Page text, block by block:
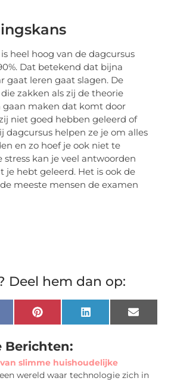
heel hoog van de dagcursus
Dat betekend dat bijna
gaat leren gaat slagen. De
zakken als zij de theorie
maken dat komt door
niet goed hebben geleerd of
dagcursus helpen ze je om alles
en zo hoef je ook niet te
stress kan je veel antwoorden
je hebt geleerd. Het is ook de
meeste mensen de examen
Deel hem dan op:
PinterestLinkedInEmail
Berichten:
slimme huishoudelijke
wereld waar technologie zich in